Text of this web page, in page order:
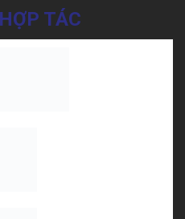
TÁC